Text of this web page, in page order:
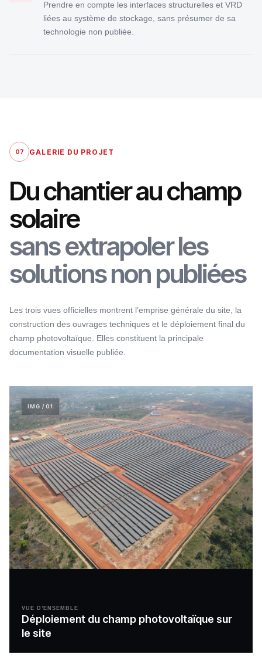
Prendre en compte les interfaces structurelles et VRD
liées au système de stockage, sans présumer de sa
technologie non publiée.
07 GALERIE DU PROJET
Du chantier au champ
solaire
sans extrapoler les
solutions non publiées
Les trois vues officielles montrent l’emprise générale du site, la
construction des ouvrages techniques et le déploiement final du
champ photovoltaïque. Elles constituent la principale
documentation visuelle publiée.
IMG / 01
VUE D’ENSEMBLE
Déploiement du champ photovoltaïque sur
le site